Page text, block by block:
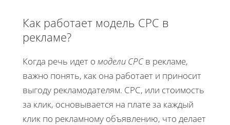
Как работает модель CPC в
рекламе?
Когда речь идет о модели CPCв рекламе,
важно понять, как она работает и приносит
выгоду рекламодателям. CPC, или стоимость
за клик, основывается на плате за каждый
клик по рекламному объявлению, что делает